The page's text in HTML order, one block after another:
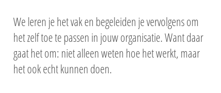
We leren je het vak en begeleiden je vervolgens om
het zelf toe te passen in jouw organisatie. Want daar
gaat het om: niet alleen weten hoe het werkt, maar
het ook echt kunnen doen.